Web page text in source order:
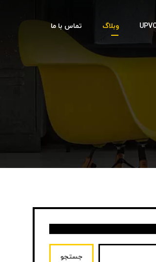
وبلاگ تماس با ما
جستجو